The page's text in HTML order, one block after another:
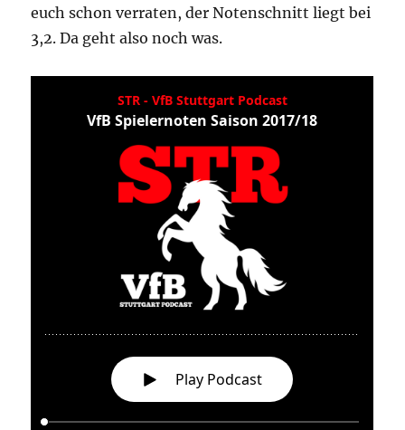
euch schon verraten, der Notenschnitt liegt bei
3,2. Da geht also noch was.